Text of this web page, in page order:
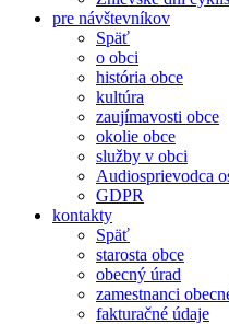
pre návštevníkov
Späť
o obci
história obce
kultúra
zaujímavosti obce
okolie obce
služby v obci
Audiosprievodca
GDPR
kontakty
Späť
starosta obce
obecný úrad
zamestnanci
fakturačné údaje